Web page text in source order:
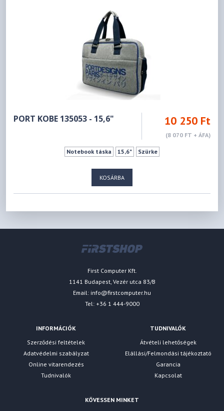
PORT KOBE 135053 - 15,6" 10 250 Ft
(8 070 FT + ÁFA)
Notebook táska 15,6" Szürke
KOSÁRBA
First Computer Kft.
1141 Budapest, Vezér utca 83/B
Email: info@firstcomputer.hu
Tel: +36 1 444-9000
INFORMÁCIÓK
Szerződési feltételek
Adatvédelmi szabályzat
Online vitarendezés
Tudnivalók
TUDNIVALÓK
Átvételi lehetőségek
Elállási/Felmondási tájékoztató
Garancia
Kapcsolat
KÖVESSEN MINKET